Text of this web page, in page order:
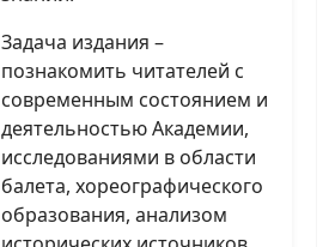
Задача издания –
познакомить читателей с
современным состоянием и
деятельностью Академии,
исследованиями в области
балета, хореографического
образования, анализом